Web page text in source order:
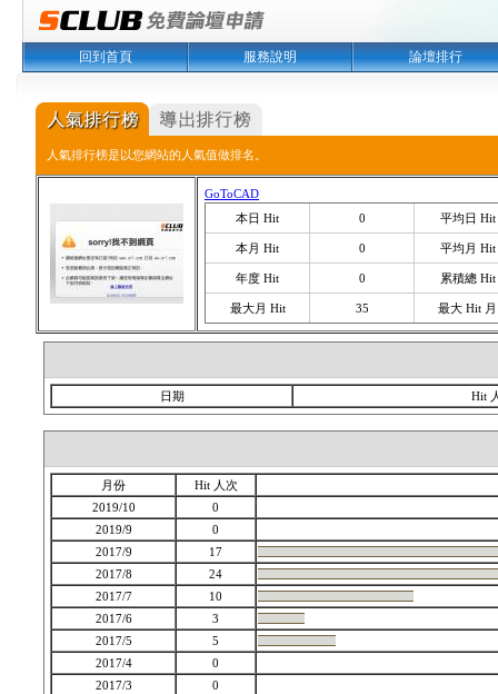
回到首頁 服務說明 論壇排行
人氣排行榜是以您網站的人氣值做排名。
GoToCAD
本日 Hit
0 平均日 Hit
本月 Hit 0 平均月 Hit
年度 Hit 0 累積總 Hit
最大月 Hit 35 最大 Hit 月
日期 Hit
月份
Hit 人次
2019/10
0
2019/9
0
2017/9
17
2017/8
24
2017/7
10
2017/6
3
2017/5
5
2017/4
0
2017/3
0